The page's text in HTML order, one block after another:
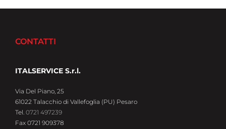
CONTATTI
ITALSERVICE S.r.l.
Via Del Piano, 25
61022 Talacchio di Vallefoglia (PU) Pesaro
Tel. 0721 497239
Fax 0721 909378